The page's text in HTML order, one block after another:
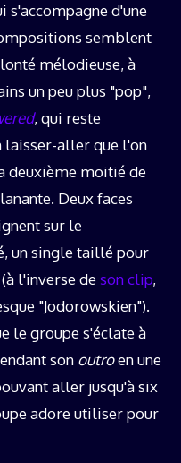
s'accompagne d'une
semblent
mélodieuse, à
un peu plus "pop",
, qui reste
laisser-aller que l'on
deuxième moitié de
Deux faces
sur le
un single taillé pour
l'inverse deson clip,
"Jodorowskien").
le groupe s'éclate à
son outroen une
aller jusqu'à six
adore utiliser pour